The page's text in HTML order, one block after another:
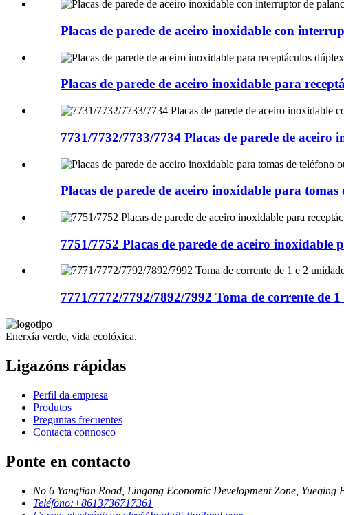
Placas de parede de aceiro inoxidable con
Placas de parede de aceiro inoxidable para
7731/7732/7733/7734 Placas de parede de
Placas de parede de aceiro inoxidable para
7751/7752 Placas de parede de aceiro inoxidable
7771/7772/7792/7892/7992 Toma de corrente de
Enerxía verde, vida ecolóxica.
Ligazóns rápidas
Perfil da empresa
Produtos
Preguntas frecuentes
Contacta connosco
Ponte en contacto
No 6 Yangtian Road, Lingang Economic Development Zone,
Teléfono:+8613736717361